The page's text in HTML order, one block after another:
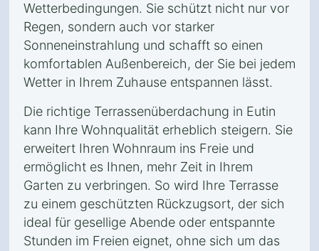
Wetterbedingungen. Sie schützt nicht nur vor
Regen, sondern auch vor starker
Sonneneinstrahlung und schafft so einen
komfortablen Außenbereich, der Sie bei jedem
Wetter in Ihrem Zuhause entspannen lässt.
Die richtige Terrassenüberdachung in Eutin
kann Ihre Wohnqualität erheblich steigern. Sie
erweitert Ihren Wohnraum ins Freie und
ermöglicht es Ihnen, mehr Zeit in Ihrem
Garten zu verbringen. So wird Ihre Terrasse
zu einem geschützten Rückzugsort, der sich
ideal für gesellige Abende oder entspannte
Stunden im Freien eignet, ohne sich um das